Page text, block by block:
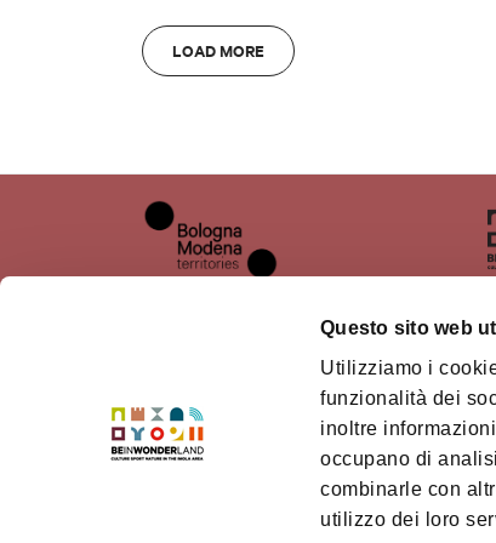
Questo sito web
Utilizziamo i
funzionalità dei
inoltre
occupano di
combinarle con
utilizzo dei loro
LOAD MORE
Where we are